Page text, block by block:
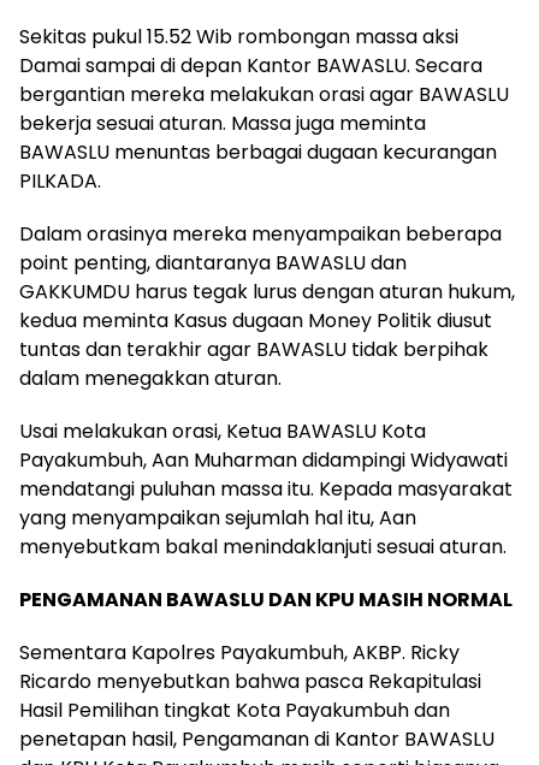
Sekitas pukul 15.52 Wib rombongan massa aksi
Damai sampai di depan Kantor BAWASLU. Secara
bergantian mereka melakukan orasi agar BAWASLU
bekerja sesuai aturan. Massa juga meminta
BAWASLU menuntas berbagai dugaan kecurangan
PILKADA.
Dalam orasinya mereka menyampaikan beberapa
point penting, diantaranya BAWASLU dan
GAKKUMDU harus tegak lurus dengan aturan hukum,
kedua meminta Kasus dugaan Money Politik diusut
tuntas dan terakhir agar BAWASLU tidak berpihak
dalam menegakkan aturan.
Usai melakukan orasi, Ketua BAWASLU Kota
Payakumbuh, Aan Muharman didampingi Widyawati
mendatangi puluhan massa itu. Kepada masyarakat
yang menyampaikan sejumlah hal itu, Aan
menyebutkam bakal menindaklanjuti sesuai aturan.
PENGAMANAN BAWASLU DAN KPU MASIH NORMAL
Sementara Kapolres Payakumbuh, AKBP. Ricky
Ricardo menyebutkan bahwa pasca Rekapitulasi
Hasil Pemilihan tingkat Kota Payakumbuh dan
penetapan hasil, Pengamanan di Kantor BAWASLU